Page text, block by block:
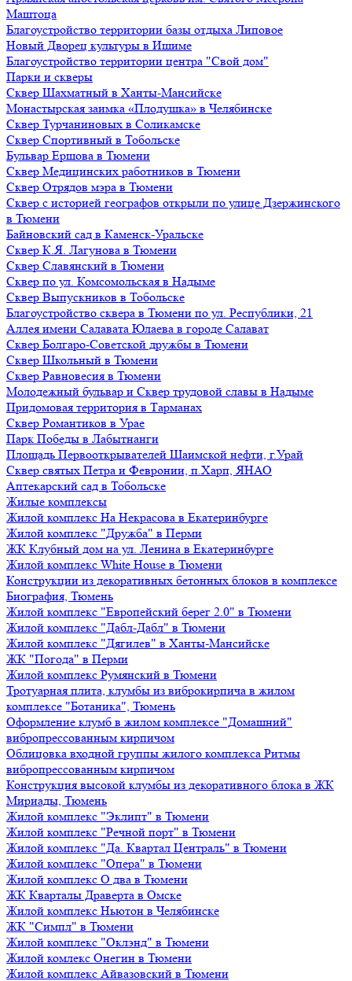
Маштоца
Благоустройство территории базы отдыха Липовое
Нoвый Двoрeц культуры в Ишимe
Благоустройство территории центра "Свой дом"
Парки и скверы
Сквер Шахматный в Ханты-Мансийске
Монастырская заимка «Плодушка» в Челябинске
Сквер Турчаниновых в Соликамске
Сквер Спортивный в Тобольске
Бульвар Ершова в Тюмени
Сквер Медицинских работников в Тюмени
Сквер Отрядов мэра в Тюмени
Сквер с историей географов открыли по улице Дзержинского
в Тюмени
Байновский сад в Каменск-Уральске
Сквер К.Я. Лагунова в Тюмени
Сквер Славянский в Тюмени
Сквер по ул. Комсомольская в Надыме
Сквер Выпускников в Тобольске
Благоустройство сквера в Тюмени по ул. Республики, 21
Аллея имени Салавата Юлаева в городе Салават
Сквер Болгаро-Советской дружбы в Тюмени
Сквер Школьный в Тюмени
Сквер Равновесия в Тюмени
Молодежный бульвар и Сквер трудовой славы в Надыме
Придомовая территория в Тарманах
Сквер Романтиков в Урае
Парк Победы в Лабытнанги
Площадь Первооткрывателей Шаимской нефти, г.Урай
Сквер святых Петра и Февронии, п.Харп, ЯНАО
Аптекарский сад в Тобольске
Жилые комплексы
Жилой комплекс На Некрасова в Екатеринбурге
Жилой комплекс "Дружба" в Перми
ЖК Клубный дом на ул. Ленина в Екатеринбурге
Жилой комплекс White House в Тюмени
Конструкции из декоративных бетонных блоков в комплексе
Биография, Тюмень
Жилой комплекс "Европейский берег 2.0" в Тюмени
Жилой комплекс "Дабл-Дабл" в Тюмени
Жилой комплекс "Дягилев" в Ханты-Мансийске
ЖК "Погода" в Перми
Жилой комплекс Румянский в Тюмени
Тротуарная плита, клумбы из виброкирпича в жилом
комплексе "Ботаника", Тюмень
Оформление клумб в жилом комплексе "Домашний"
вибропрессованным кирпичом
Облицовка входной группы жилого комплекса Ритмы
вибропрессованным кирпичом
Конструкция высокой клумбы из декоративного блока в ЖК
Мириады, Тюмень
Жилой комплекс "Эклипт" в Тюмени
Жилой комплекс "Речной порт" в Тюмени
Жилой комплекс "Да. Квартал Централь" в Тюмени
Жилой комплекс "Опера" в Тюмени
Жилой комплекс О два в Тюмени
ЖК Кварталы Драверта в Омске
Жилой комплекс Ньютон в Челябинске
ЖК "Симпл" в Тюмени
Жилой комплекс "Оклэнд" в Тюмени
Жилой комлекс Онегин в Тюмени
Жилой комплекс Айвазовский в Тюмени